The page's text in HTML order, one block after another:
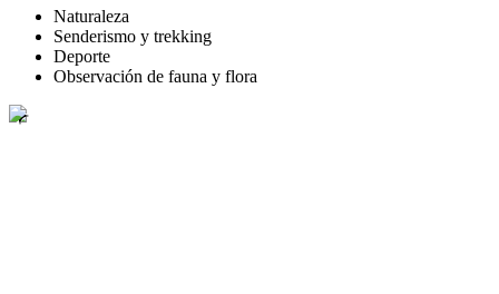
Naturaleza
Senderismo y trekking
Deporte
Observación de fauna y flora